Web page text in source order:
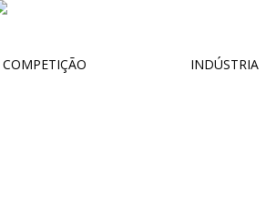
COMPETIÇÃO INDÚSTRIA